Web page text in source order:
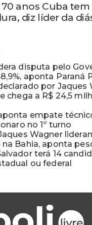
70 anos Cuba
diz líder da
disputa pelo
aponta Paraná
por Jaques
chega a R$ 24,5
empate
no 1º turno
Wagner
Bahia, aponta
terá 14
ou federal